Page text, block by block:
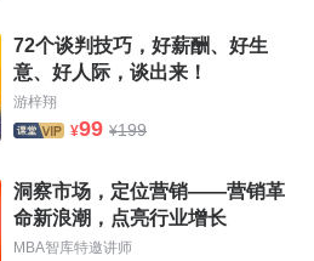
72个谈判技巧，好薪酬、好生
意、好人际，谈出来！
游梓翔
¥99 ¥199
洞察市场，定位营销——营销革
命新浪潮，点亮行业增长
MBA智库特邀讲师